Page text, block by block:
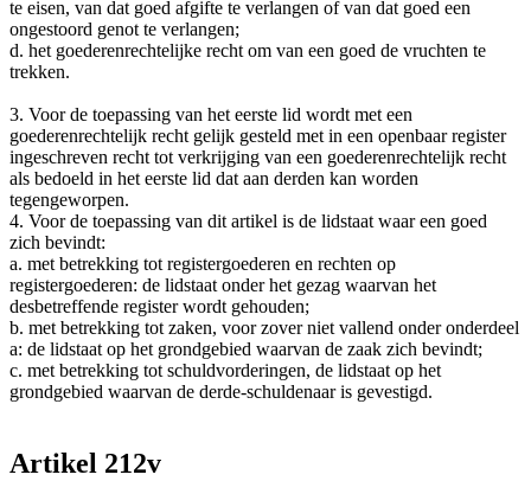
te eisen, van dat goed afgifte te verlangen of van dat goed een
ongestoord genot te verlangen;
d. het goederenrechtelijke recht om van een goed de vruchten te
trekken.
3. Voor de toepassing van het eerste lid wordt met een
goederenrechtelijk recht gelijk gesteld met in een openbaar register
ingeschreven recht tot verkrijging van een goederenrechtelijk recht
als bedoeld in het eerste lid dat aan derden kan worden
tegengeworpen.
4. Voor de toepassing van dit artikel is de lidstaat waar een goed
zich bevindt:
a. met betrekking tot registergoederen en rechten op
registergoederen: de lidstaat onder het gezag waarvan het
desbetreffende register wordt gehouden;
b. met betrekking tot zaken, voor zover niet vallend onder onderdeel
a: de lidstaat op het grondgebied waarvan de zaak zich bevindt;
c. met betrekking tot schuldvorderingen, de lidstaat op het
grondgebied waarvan de derde-schuldenaar is gevestigd.
Artikel 212v